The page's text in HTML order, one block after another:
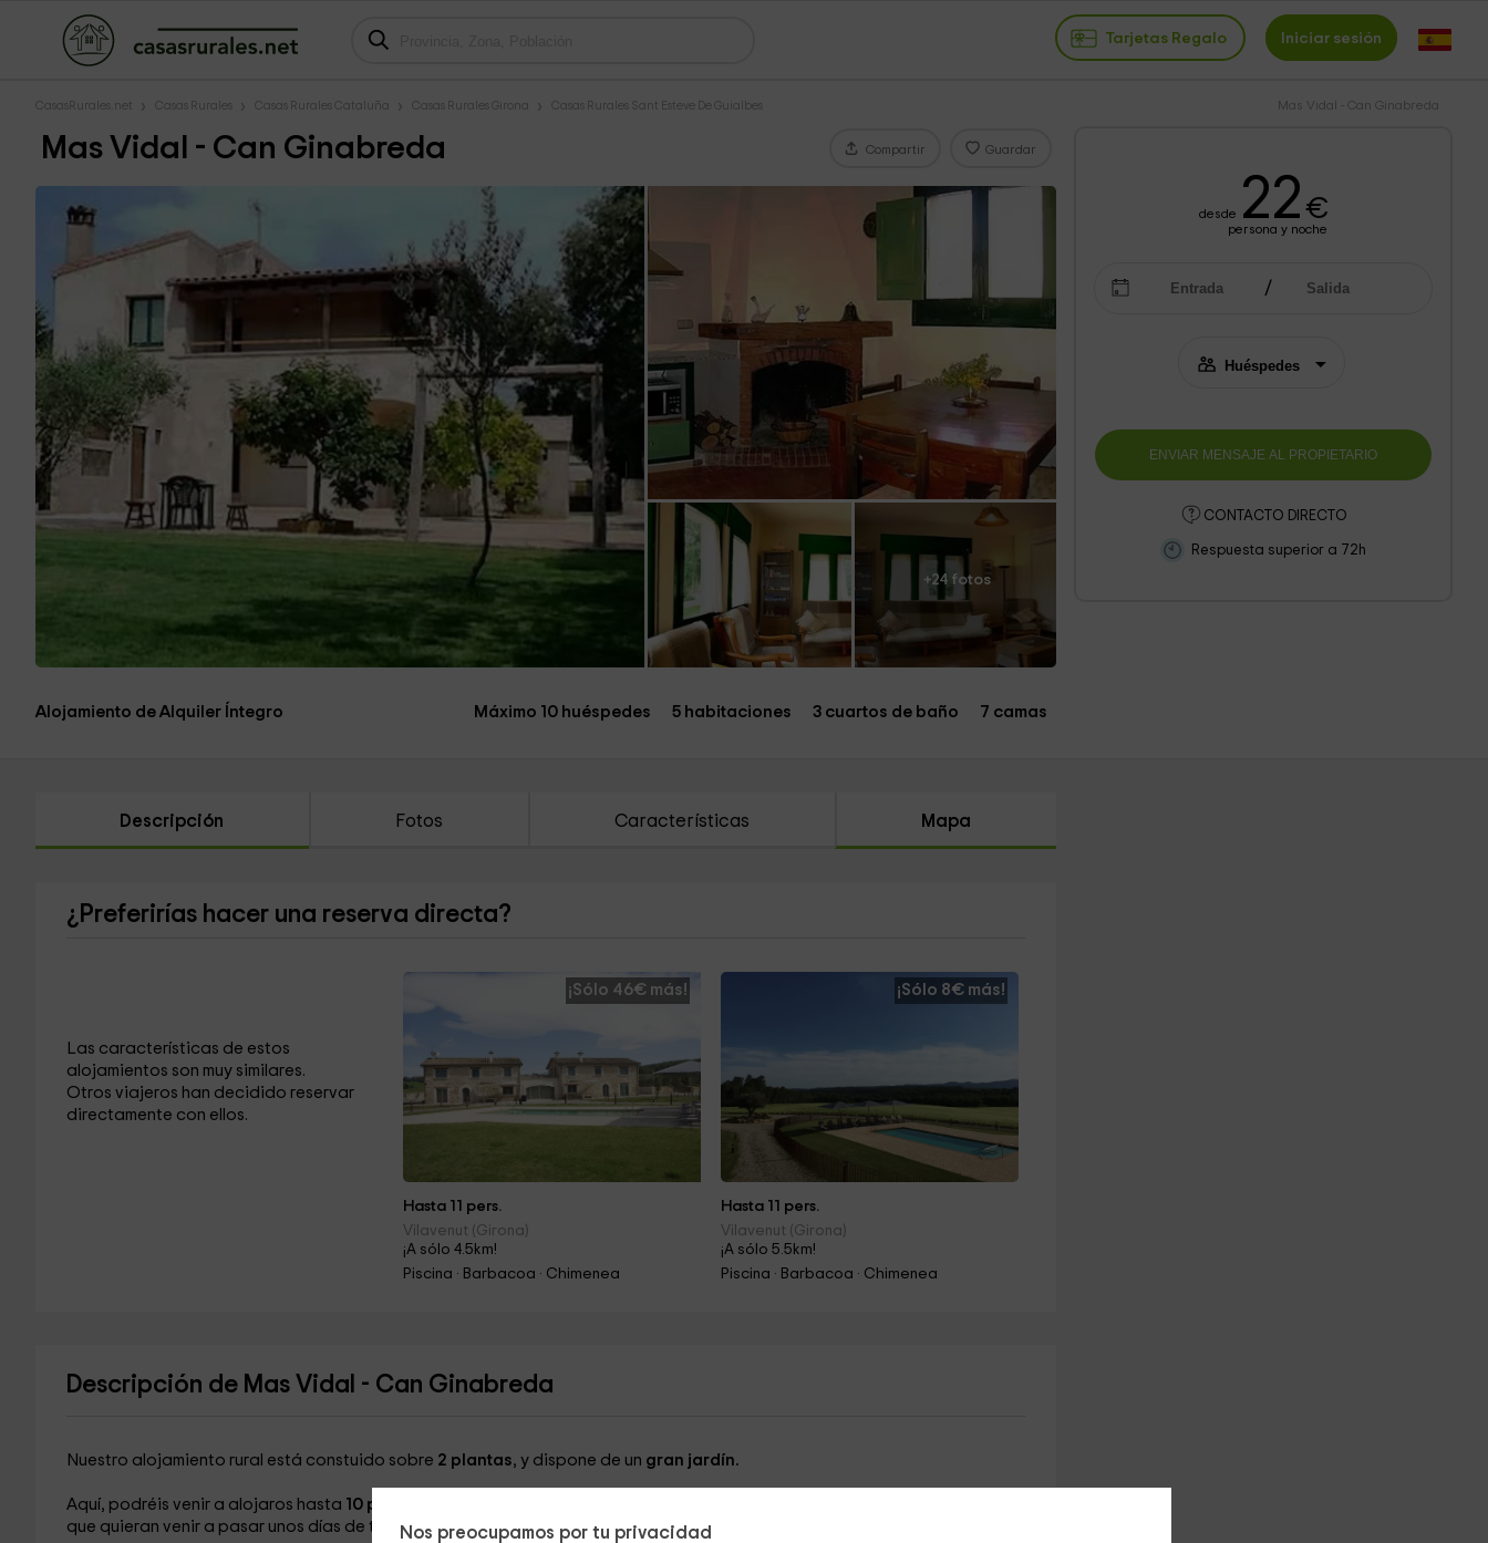
Nos preocupamos por tu privacidad
Tarjetas Regalo Iniciar sesión
CasasRurales.net Casas Rurales Casas Rurales Cataluña Casas Rurales Girona Casas Rurales Sant Esteve De Guialbes Mas Vidal - Can Ginabreda
Mas Vidal - Can Ginabreda Compartir Guardar
+24 fotos
desde 22€
persona y noche
CONTACTO DIRECTO
Respuesta superior a 72h
Alojamiento de Alquiler Íntegro Máximo 10 huéspedes 5 habitaciones 3 cuartos de baño 7 camas
Descripción Fotos Características Mapa
¿Preferirías hacer una reserva directa?
Las características de estos
alojamientos son muy similares.
Otros viajeros han decidido reservar
directamente con ellos.
¡Sólo 46€ más!
Hasta 11 pers.
Vilavenut (Girona)
¡A sólo 4.5km!
Piscina · Barbacoa · Chimenea
¡Sólo 8€ más!
Hasta 11 pers.
Vilavenut (Girona)
¡A sólo 5.5km!
Piscina · Barbacoa · Chimenea
Descripción de Mas Vidal - Can Ginabreda
Nuestro alojamiento rural está constuido sobre 2 plantas, y dispone de un gran jardín.
Aquí, podréis venir a alojaros hasta 10 personas
que quieran venir a pasar unos días de tranquilidad.